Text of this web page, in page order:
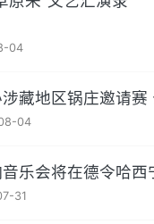
04
藏地区锅庄邀请赛
04
音乐会将在德令哈西
31